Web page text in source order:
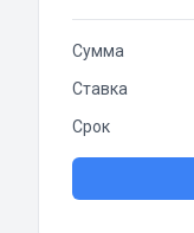
Сумма
Ставка
Срок